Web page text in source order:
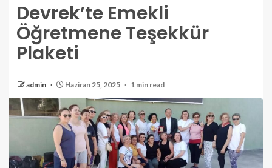
Devrek’te Emekli
Öğretmene Teşekkür
Plaketi
admin Haziran 25, 2025 1 min read